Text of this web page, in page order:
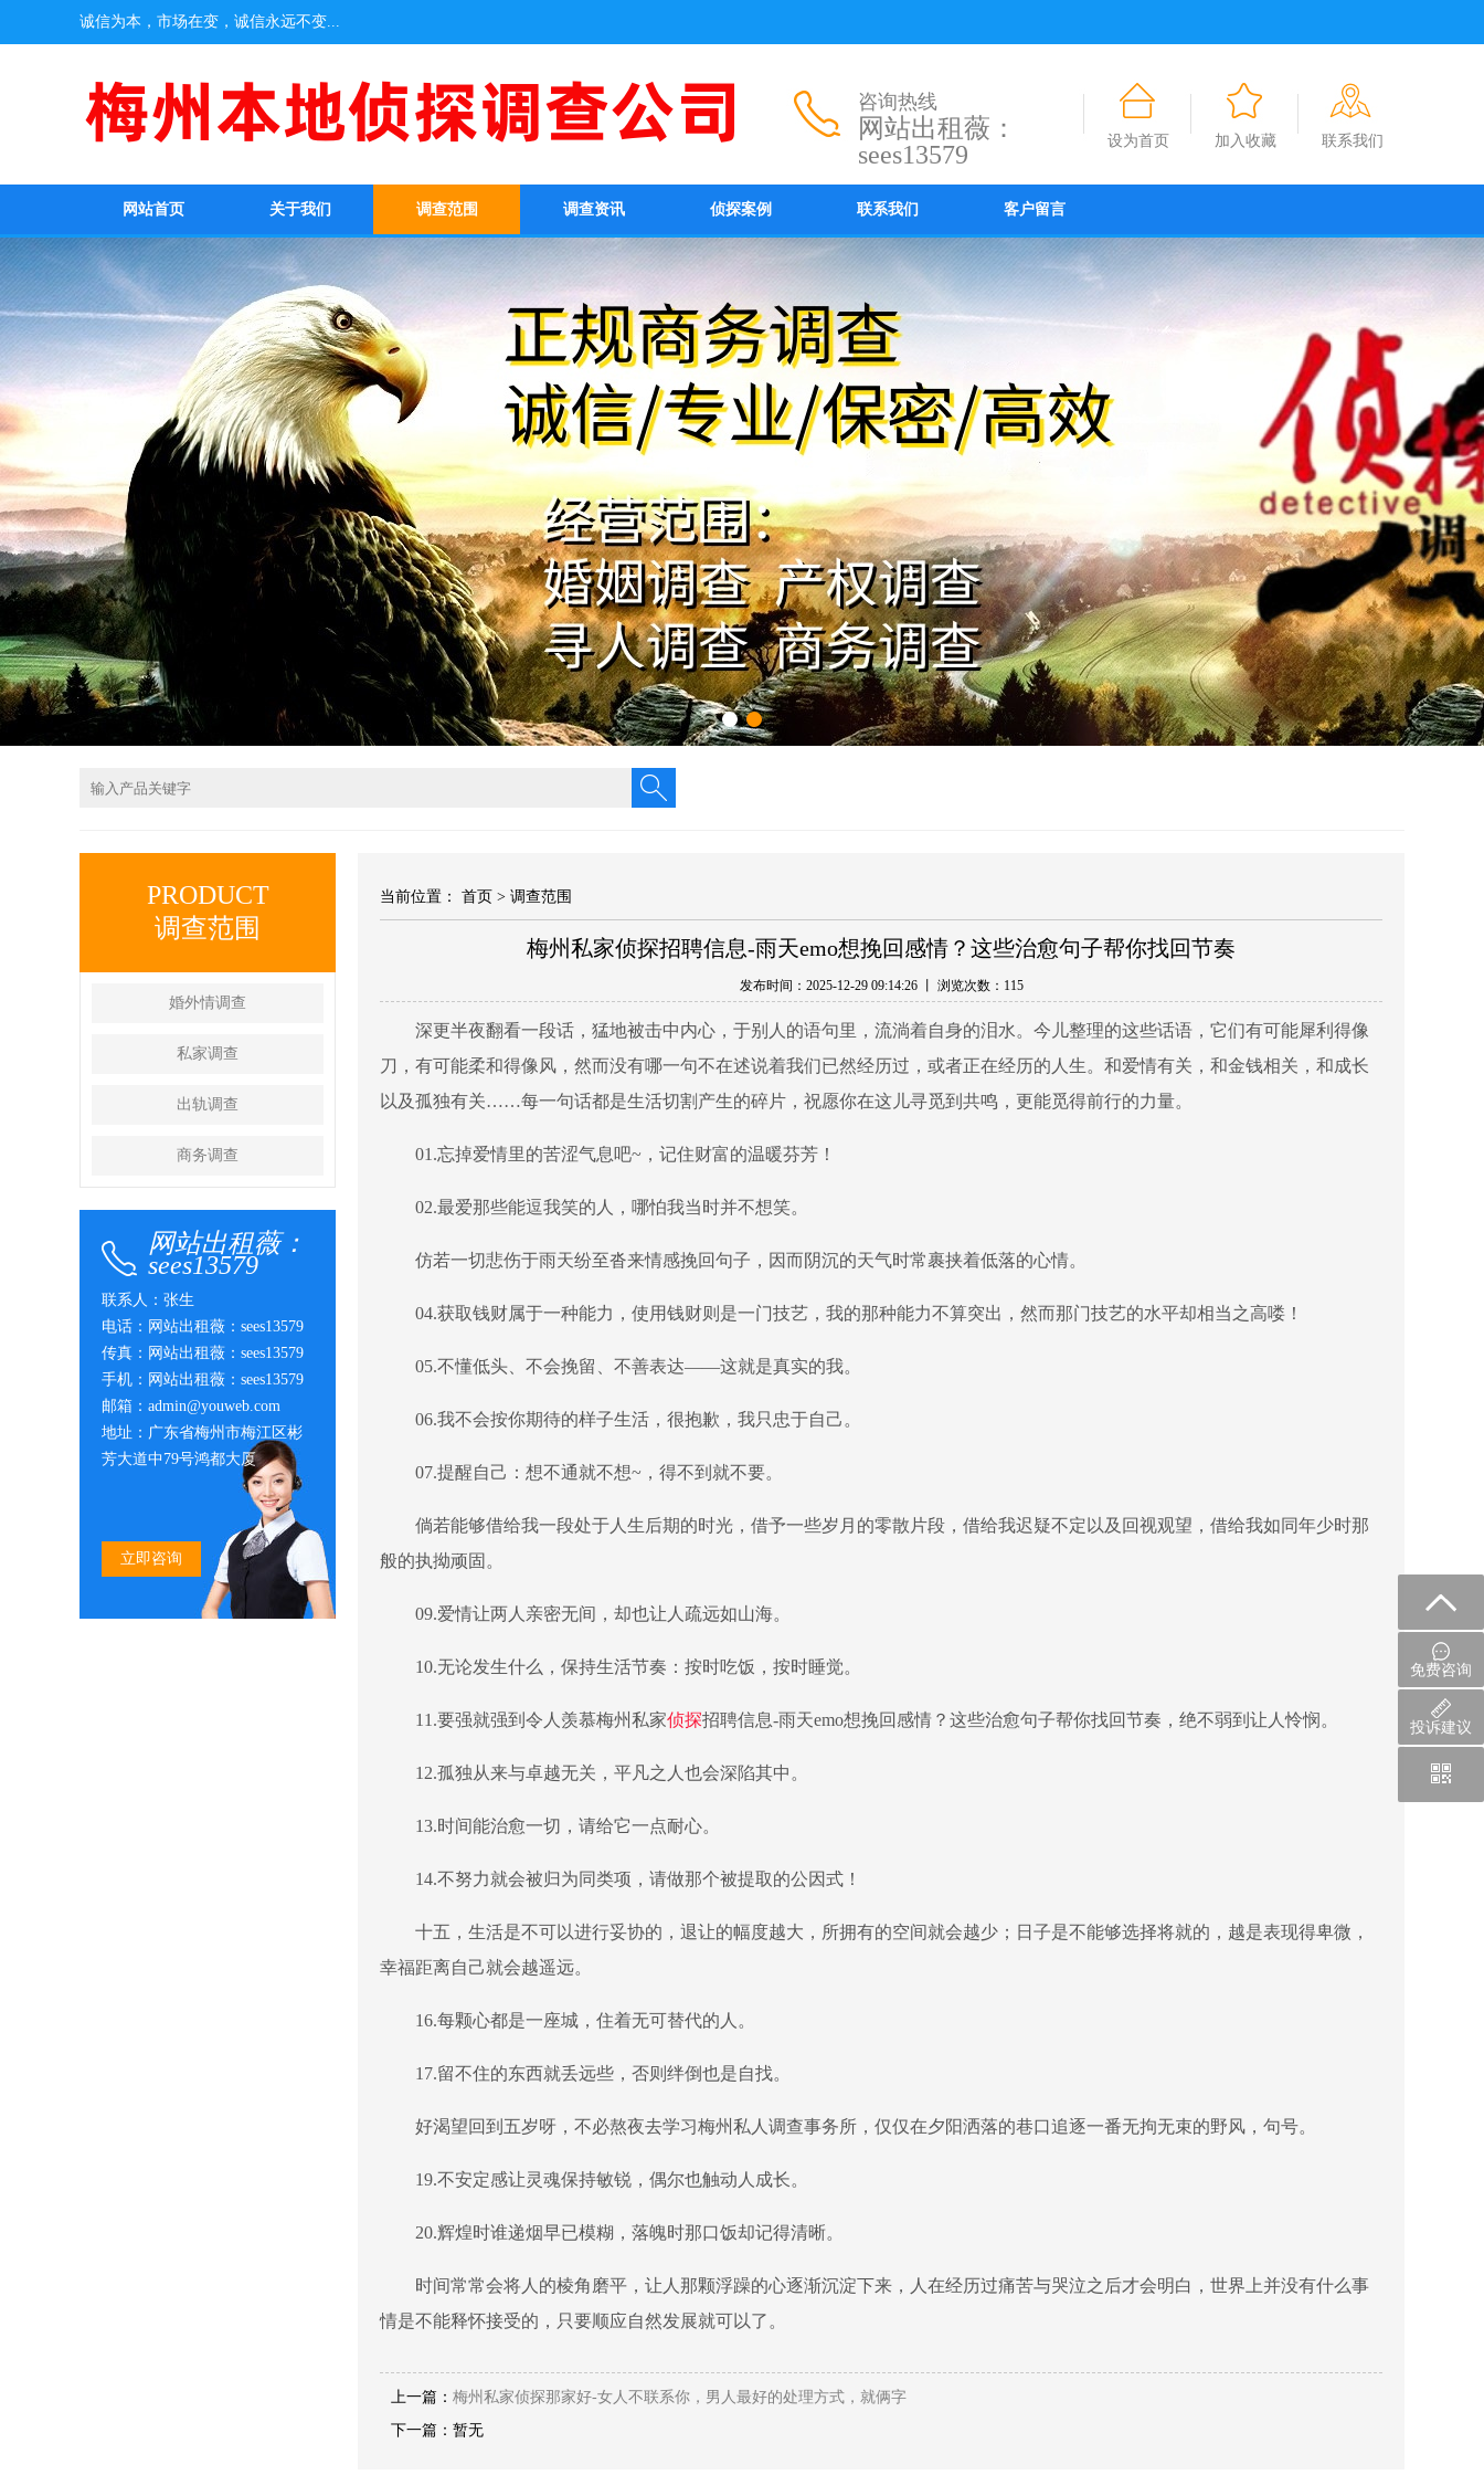
诚信为本，市场在变，诚信永远不变...
咨询热线
网站出租薇：
sees13579
设为首页 加入收藏 联系我们
网站首页 关于我们 调查范围 调查资讯 侦探案例 联系我们 客户留言
PRODUCT
调查范围
婚外情调查
私家调查
出轨调查
商务调查
网站出租薇：
sees13579
联系人：张生
电话：网站出租薇：sees13579
传真：网站出租薇：sees13579
手机：网站出租薇：sees13579
邮箱：admin@youweb.com
地址：广东省梅州市梅江区彬
芳大道中79号鸿都大厦
立即咨询
当前位置： 首页 > 调查范围
梅州私家侦探招聘信息-雨天emo想挽回感情？这些治愈句子帮你找回节奏
发布时间：2025-12-29 09:14:26 丨 浏览次数： 115
深更半夜翻看一段话，猛地被击中内心，于别人的语句里，流淌着自身的泪水。今儿整理的这些话语，它们有可能犀利得像
刀，有可能柔和得像风，然而没有哪一句不在述说着我们已然经历过，或者正在经历的人生。和爱情有关，和金钱相关，和成长
以及孤独有关……每一句话都是生活切割产生的碎片，祝愿你在这儿寻觅到共鸣，更能觅得前行的力量。
01.忘掉爱情里的苦涩气息吧~，记住财富的温暖芬芳！
02.最爱那些能逗我笑的人，哪怕我当时并不想笑。
仿若一切悲伤于雨天纷至沓来情感挽回句子，因而阴沉的天气时常裹挟着低落的心情。
04.获取钱财属于一种能力，使用钱财则是一门技艺，我的那种能力不算突出，然而那门技艺的水平却相当之高喽！
05.不懂低头、不会挽留、不善表达——这就是真实的我。
06.我不会按你期待的样子生活，很抱歉，我只忠于自己。
07.提醒自己：想不通就不想~，得不到就不要。
倘若能够借给我一段处于人生后期的时光，借予一些岁月的零散片段，借给我迟疑不定以及回视观望，借给我如同年少时那
般的执拗顽固。
09.爱情让两人亲密无间，却也让人疏远如山海。
10.无论发生什么，保持生活节奏：按时吃饭，按时睡觉。
11.要强就强到令人羡慕梅州私家侦探招聘信息-雨天emo想挽回感情？这些治愈句子帮你找回节奏，绝不弱到让人怜悯。
12.孤独从来与卓越无关，平凡之人也会深陷其中。
13.时间能治愈一切，请给它一点耐心。
14.不努力就会被归为同类项，请做那个被提取的公因式！
十五，生活是不可以进行妥协的，退让的幅度越大，所拥有的空间就会越少；日子是不能够选择将就的，越是表现得卑微，
幸福距离自己就会越遥远。
16.每颗心都是一座城，住着无可替代的人。
17.留不住的东西就丢远些，否则绊倒也是自找。
好渴望回到五岁呀，不必熬夜去学习梅州私人调查事务所，仅仅在夕阳洒落的巷口追逐一番无拘无束的野风，句号。
19.不安定感让灵魂保持敏锐，偶尔也触动人成长。
20.辉煌时谁递烟早已模糊，落魄时那口饭却记得清晰。
时间常常会将人的棱角磨平，让人那颗浮躁的心逐渐沉淀下来，人在经历过痛苦与哭泣之后才会明白，世界上并没有什么事
情是不能释怀接受的，只要顺应自然发展就可以了。
上一篇： 梅州私家侦探那家好-女人不联系你，男人最好的处理方式，就俩字
下一篇：暂无
免费咨询
投诉建议